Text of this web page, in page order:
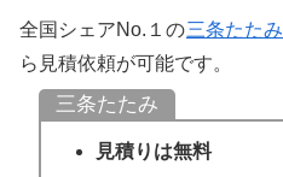
全国シェアNo.１の三条たたみ
ら見積依頼が可能です。
三条たたみ
見積りは無料